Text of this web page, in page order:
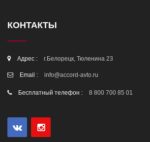
КОНТАКТЫ
Адрес : г.Белорецк, Тюленина 23
Email : info@accord-avto.ru
Бесплатный телефон : 8 800 700 85 01